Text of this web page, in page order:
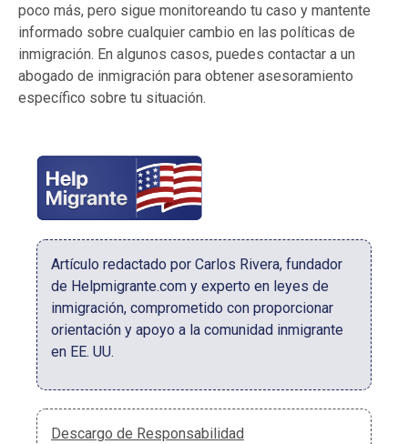
poco más, pero sigue monitoreando tu caso y mantente
informado sobre cualquier cambio en las políticas de
inmigración. En algunos casos, puedes contactar a un
abogado de inmigración para obtener asesoramiento
específico sobre tu situación.
Artículo redactado por Carlos Rivera, fundador
de Helpmigrante.com y experto en leyes de
inmigración, comprometido con proporcionar
orientación y apoyo a la comunidad inmigrante
en EE. UU.
Descargo de Responsabilidad